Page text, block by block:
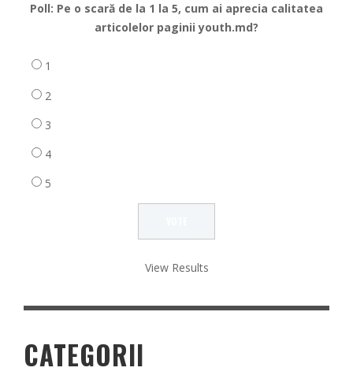
Poll: Pe o scară de la 1 la 5, cum ai aprecia calitatea
articolelor paginii youth.md?
1
2
3
4
5
View Results
CATEGORII